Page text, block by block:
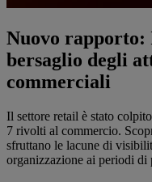
Nuovo
bersaglio degli
commerciali
Il settore retail è stato
7 rivolti al commercio.
sfruttano le lacune di
organizzazione ai periodi di